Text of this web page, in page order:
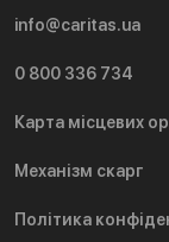
info@caritas.ua
0 800 336 734
Карта місцевих
Механізм скарг
Політика